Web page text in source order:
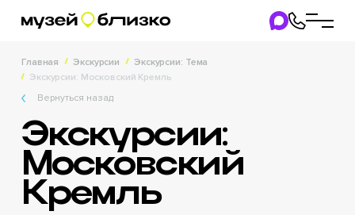
Главная Экскурсии
Экскурсии: Тема
Экскурсии: Московский Кремль
Вернуться назад
Экскурсии:
Московский
Кремль